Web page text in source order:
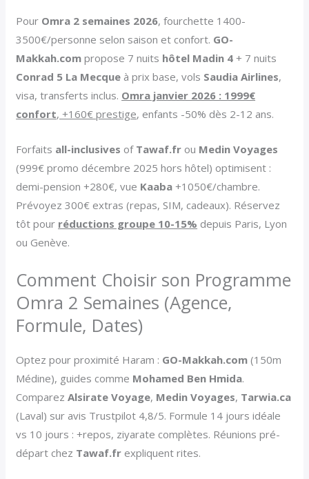
Pour Omra 2 semaines 2026, fourchette 1400-
3500€/personne selon saison et confort. GO-
Makkah.com propose 7 nuits hôtel Madin 4 + 7 nuits
Conrad 5 La Mecque à prix base, vols Saudia Airlines,
visa, transferts inclus. Omra janvier 2026 : 1999€
confort, +160€ prestige, enfants -50% dès 2-12 ans.
Forfaits all-inclusives of Tawaf.fr ou Medin Voyages
(999€ promo décembre 2025 hors hôtel) optimisent :
demi-pension +280€, vue Kaaba +1050€/chambre.
Prévoyez 300€ extras (repas, SIM, cadeaux). Réservez
tôt pour réductions groupe 10-15% depuis Paris, Lyon
ou Genève.
Comment Choisir son Programme
Omra 2 Semaines (Agence,
Formule, Dates)
Optez pour proximité Haram : GO-Makkah.com (150m
Médine), guides comme Mohamed Ben Hmida.
ComparezAlsirate Voyage, Medin Voyages, Tarwia.ca
(Laval) sur avis Trustpilot 4,8/5. Formule 14 jours idéale
vs 10 jours : +repos, ziyarate complètes. Réunions pré-
départ chez Tawaf.fr expliquent rites.